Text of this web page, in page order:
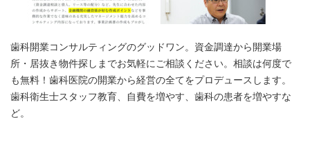
歯科開業コンサルティングのグッドワン。資金調達から開業場
所・居抜き物件探しまでお気軽にご相談ください。相談は何度で
も無料！歯科医院の開業から経営の全てをプロデュースします。
歯科衛生士スタッフ教育、自費を増やす、歯科の患者を増やすな
ど。